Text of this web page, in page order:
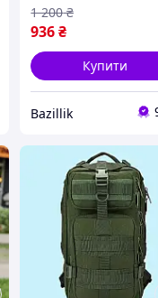
936₴
1 200 ₴
Купити
Bazillik